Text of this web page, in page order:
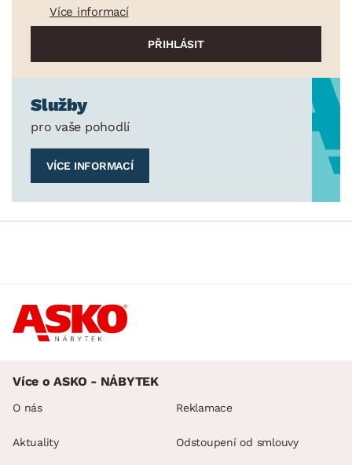
Více informací
Služby
pro vaše pohodlí
VÍCE INFORMACÍ
Více o ASKO - NÁBYTEK
O nás
Aktuality
Reklamace
Odstoupení od smlouvy